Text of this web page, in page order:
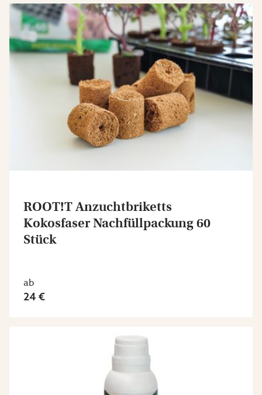
ROOT!T Anzuchtbriketts
Kokosfaser Nachfüllpackung 60
Stück
ab
24 €